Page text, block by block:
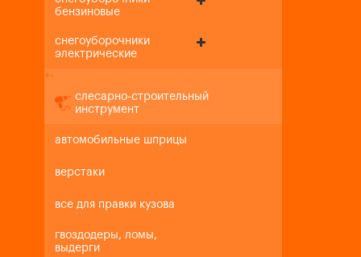
бензиновые
снегоуборочники
электрические
+-
слесарно-строительный
инструмент
автомобильные шприцы
верстаки
все для правки кузова
гвоздодеры, ломы,
выдерги